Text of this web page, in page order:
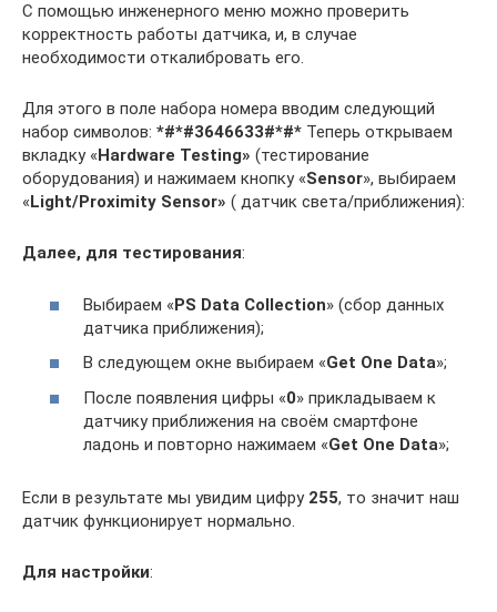
С помощью инженерного меню можно проверить
корректность работы датчика, и, в случае
необходимости откалибровать его.
Для этого в поле набора номера вводим следующий
набор символов: *#*#3646633#*#* Теперь открываем
вкладку «Hardware Testing» (тестирование
оборудования) и нажимаем кнопку «Sensor», выбираем
«Light/Proximity Sensor» ( датчик света/приближения):
Далее, для тестирования:
Выбираем «PS Data Collection» (сбор данных
датчика приближения);
В следующем окне выбираем «Get One Data»;
После появления цифры «0» прикладываем к
датчику приближения на своём смартфоне
ладонь и повторно нажимаем «Get One Data»;
Если в результате мы увидим цифру 255, то значит наш
датчик функционирует нормально.
Для настройки: